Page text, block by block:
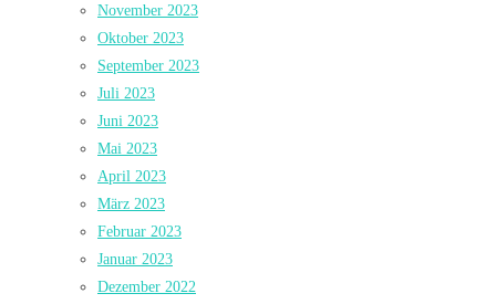
November 2023
Oktober 2023
September 2023
Juli 2023
Juni 2023
Mai 2023
April 2023
März 2023
Februar 2023
Januar 2023
Dezember 2022